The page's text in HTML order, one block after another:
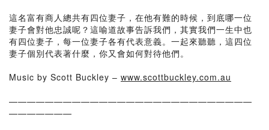
這名富有商人總共有四位妻子，在他有難的時候，到底哪一位
妻子會對他忠誠呢？這喻道故事告訴我們，其實我們一生中也
有四位妻子，每一位妻子各有代表意義。一起來聽聽，這四位
妻子個別代表著什麼，你又會如何對待他們。
Music by Scott Buckley – www.scottbuckley.com.au
———————————————————————————
———————